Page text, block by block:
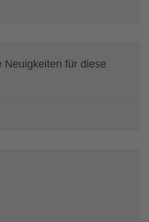
Neuigkeiten für diese